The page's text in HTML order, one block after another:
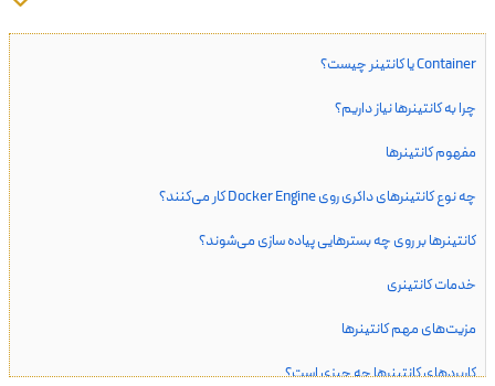
Container یا کانتینر چیست؟
چرا به کانتینرها نیاز داریم؟
مفهوم کانتینرها
چه نوع کانتینرهای داکری روی Docker Engine کار می‌کنند؟
کانتینرها بر روی چه بسترهایی پیاده سازی می‌شوند؟
خدمات کانتینری
مزیت‌های مهم کانتینرها
کاربردهای کانتینرها چه چیزی است؟